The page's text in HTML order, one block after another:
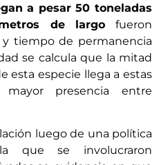
a pesar 50 toneladas
de largo fueron
tiempo de permanencia
se calcula que la mitad
esta especie llega a estas
presencia entre
luego de una política
que se involucraron